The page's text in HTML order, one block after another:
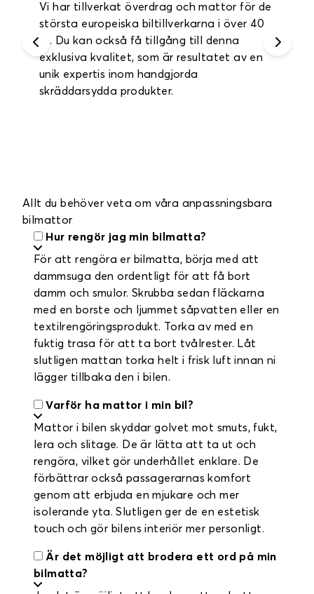
Du får ett års garanti på alla dina
innermattor och bagagemattor och upp till
två års garanti på dina bilklädselöverdrag.
Allt du behöver veta om våra anpassningsbara
bilmattor
Hur rengör jag min bilmatta?
För att rengöra er bilmatta, börja med att
dammsuga den ordentligt för att få bort
damm och smulor. Skrubba sedan fläckarna
med en borste och ljummet såpvatten eller en
textilrengöringsprodukt. Torka av med en
fuktig trasa för att ta bort tvålrester. Låt
slutligen mattan torka helt i frisk luft innan ni
lägger tillbaka den i bilen.
Varför ha mattor i min bil?
Mattor i bilen skyddar golvet mot smuts, fukt,
lera och slitage. De är lätta att ta ut och
rengöra, vilket gör underhållet enklare. De
förbättrar också passagerarnas komfort
genom att erbjuda en mjukare och mer
isolerande yta. Slutligen ger de en estetisk
touch och gör bilens interiör mer personligt.
Är det möjligt att brodera ett ord på min
bilmatta?